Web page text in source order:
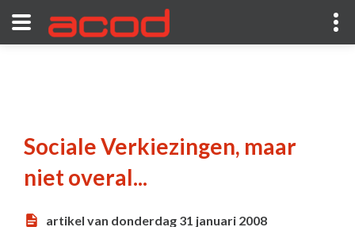
Sociale Verkiezingen, maar
niet overal...
artikel van donderdag 31 januari 2008